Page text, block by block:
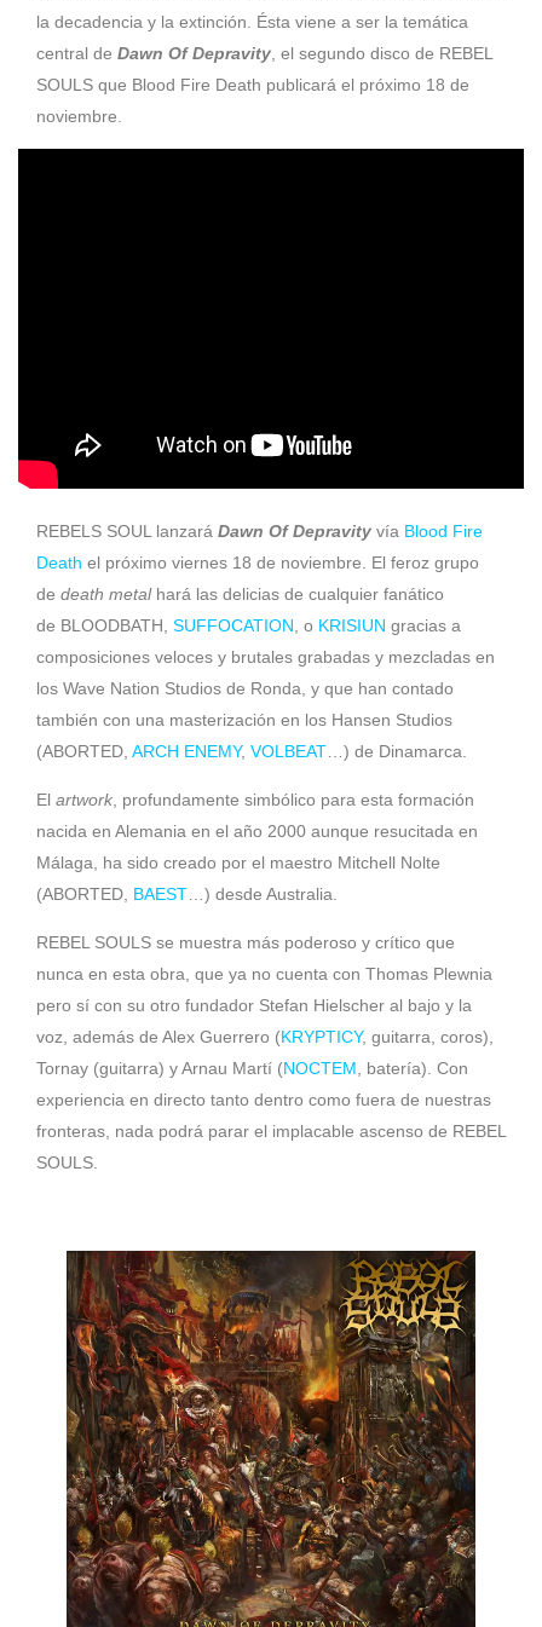
la decadencia y la extinción. Ésta viene a ser la temática
central de Dawn Of Depravity, el segundo disco de REBEL
SOULS que Blood Fire Death publicará el próximo 18 de
noviembre.
REBELS SOUL lanzará Dawn Of Depravity vía Blood Fire
Death el próximo viernes 18 de noviembre. El feroz grupo
de death metalhará las delicias de cualquier fanático
de BLOODBATH, SUFFOCATION, o KRISIUN gracias a
composiciones veloces y brutales grabadas y mezcladas en
los Wave Nation Studios de Ronda, y que han contado
también con una masterización en los Hansen Studios
(ABORTED, ARCH ENEMY, VOLBEAT…) de Dinamarca.
El artwork, profundamente simbólico para esta formación
nacida en Alemania en el año 2000 aunque resucitada en
Málaga, ha sido creado por el maestro Mitchell Nolte
(ABORTED, BAEST…) desde Australia.
REBEL SOULS se muestra más poderoso y crítico que
nunca en esta obra, que ya no cuenta con Thomas Plewnia
pero sí con su otro fundador Stefan Hielscher al bajo y la
voz, además de Alex Guerrero (KRYPTICY, guitarra, coros),
Tornay (guitarra) y Arnau Martí (NOCTEM, batería). Con
experiencia en directo tanto dentro como fuera de nuestras
fronteras, nada podrá parar el implacable ascenso de REBEL
SOULS.